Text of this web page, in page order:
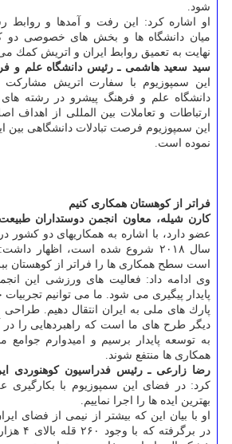
شود.
او اشاره كرد: این رفت و آمدها و روابط
میان دانشگاه ها و بخش های خصوصی دو
نهایت به تعمیق روابط ایران و اتریش كمك می
سید سعید هاشمی ـ رئیس دانشگاه علم و
این سمپوزیوم با سفارت اتریش
دانشگاه علم و فرهنگ پیشرو در رشته
ارتباطات و تعاملات بین المللی از اهداف
این سمپوزیوم فرصت تبادلات دانشگاهی بین
نموده است.
فراتر از كوهستان همكاری كنیم
كارن شیله، معاون انجمن دوستداران
عضو دارد، با اشاره به همكاریهای دو كشور
سال ۲۰۱۸ شروع شده است، اظهار
است سطح همكاری ها را فراتر از كوهستان
وی ادامه داد: فعالیت های ورزشی این
پایدار پیگیری می شود. ما می توانیم
پارك های ملی به ایران انتقال دهیم. طراحی
دیگر طرح های ما است كه راهبردهایی را در
به توسعه پایدار برسیم و امیدوارم جوامع
همكاری ها منتفع شوند.
رضا زارعی ـ رئیس فدراسیون كوهنوردی
كرد: در فضای این سمپوزیوم با بكارگیری
بهترین ایده ها را اجرا نماییم.
او با بیان این كه بیشتر از نیمی از فضای
در